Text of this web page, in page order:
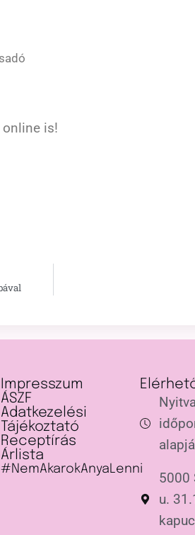
online is!
Impresszum
ÁSZF
Adatkezelési
Tájékoztató
Receptírás
Árlista
#NemAkarokAnyaLenni
5000
u.